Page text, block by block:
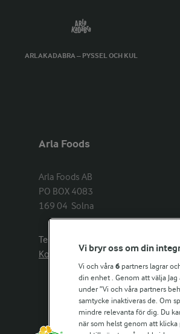
ARLAKADABRA – PYSSEL OCH KUL
Arla Foods
Arla Foods AB
PO BOX 4083
169 04  Solna
Telefon:
Kontakta oss
Vi bryr oss om din
Vi och våra 6 partners lagrar
din enhet . Genom att välja
under ”Vi och våra partners
samtycke inaktiveras de. Om
mindre relevanta för dig. Du
när som helst genom att